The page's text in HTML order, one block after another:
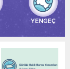
YENGEÇ